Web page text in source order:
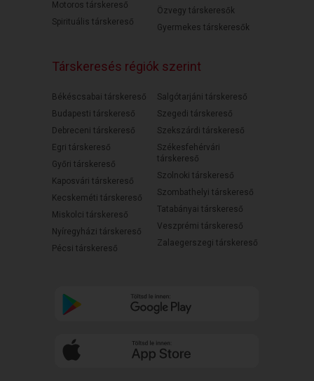
Motoros társkereső
Spirituális társkereső
Özvegy társkeresők
Gyermekes társkeresők
Társkeresés régiók szerint
Békéscsabai társkereső
Budapesti társkereső
Debreceni társkereső
Egri társkereső
Győri társkereső
Kaposvári társkereső
Kecskeméti társkereső
Miskolci társkereső
Nyíregyházi társkereső
Pécsi társkereső
Salgótarjáni társkereső
Szegedi társkereső
Szekszárdi társkereső
Székesfehérvári
társkereső
Szolnoki társkereső
Szombathelyi társkereső
Tatabányai társkereső
Veszprémi társkereső
Zalaegerszegi társkereső